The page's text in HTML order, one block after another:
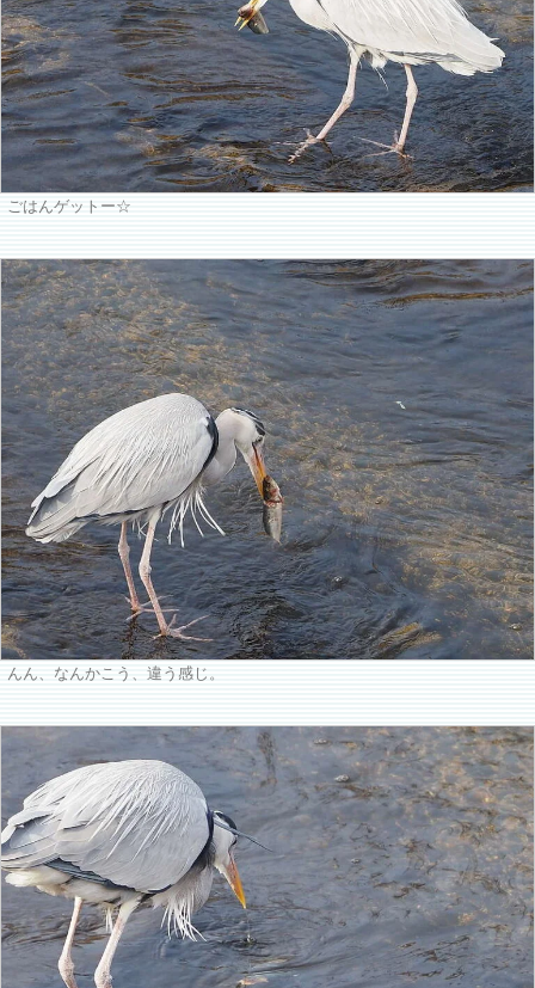
ごはんゲットー☆
んん、なんかこう、違う感じ。